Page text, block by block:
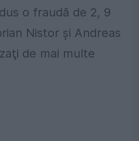
o fraudă de 2, 9
Nistor şi Andreas
de mai multe